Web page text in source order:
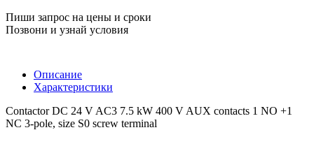
Пиши запрос на цены и сроки
Позвони и узнай условия
Описание
Характеристики
Contactor DC 24 V AC3 7.5 kW 400 V AUX contacts 1 NO +1
NC 3-pole, size S0 screw terminal